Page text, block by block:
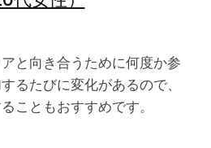
と向き合うために何度か参
るたびに変化があるので、
こともおすすめです。